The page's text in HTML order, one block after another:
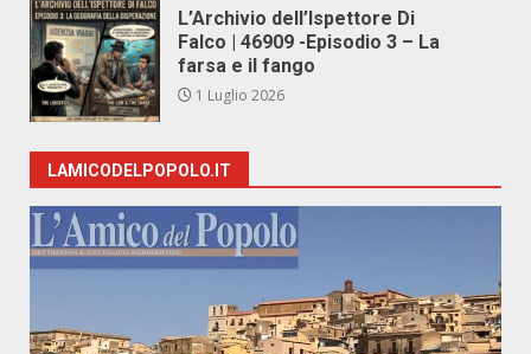
L’Archivio dell’Ispettore Di
Falco | 46909 -Episodio 3 – La
farsa e il fango
1 Luglio 2026
LAMICODELPOPOLO.IT